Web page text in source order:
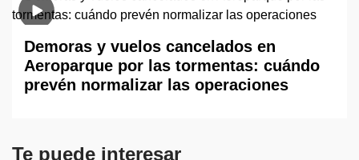
Demoras y vuelos cancelados en
Aeroparque por las tormentas: cuándo
prevén normalizar las operaciones
Te puede interesar